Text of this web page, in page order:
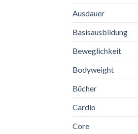
Ausdauer
Basisausbildung
Beweglichkeit
Bodyweight
Bücher
Cardio
Core